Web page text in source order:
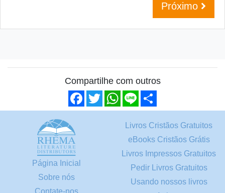
Próximo
Compartilhe com outros
Facebook
TwitterWhatsApp
Line
Página Inicial
Sobre nós
Contate-nos
Livros Cristãos Gratuitos
eBooks Cristãos Grátis
Livros Impressos Gratuitos
Pedir Livros Gratuitos
Usando nossos livros